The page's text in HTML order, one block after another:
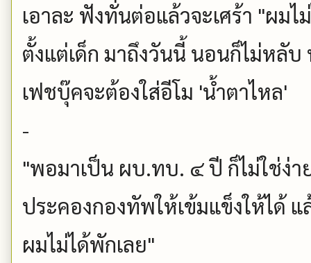
เอาละ ฟังทั่นต่อแล้วจะเศร้า "ผม
ตั้งแต่เด็ก มาถึงวันนี้ นอนก็ไม่หลั
เฟชบุ๊คจะต้องใส่อีโม 'น้ำตาไหล'
-
"พอมาเป็น ผบ.ทบ. ๔ ปี ก็ไม่ใช่ง่
ประคองกองทัพให้เข้มแข็งให้ได้
ผมไม่ได้พักเลย"